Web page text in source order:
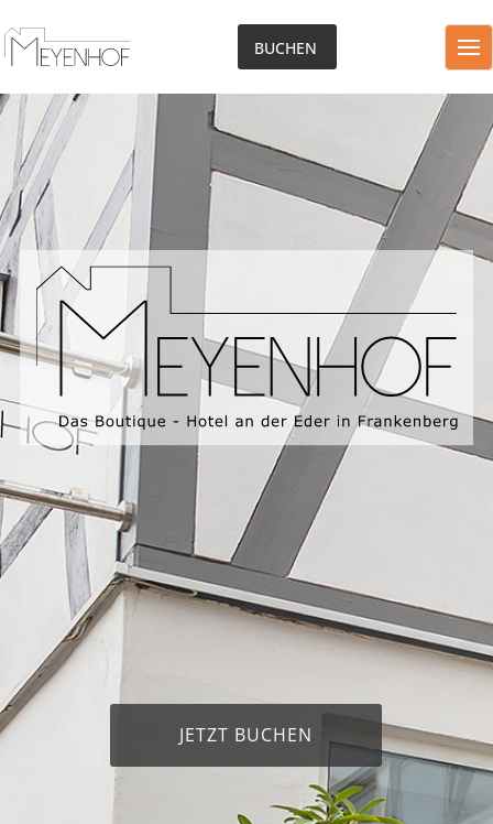
BUCHEN
JETZT BUCHEN